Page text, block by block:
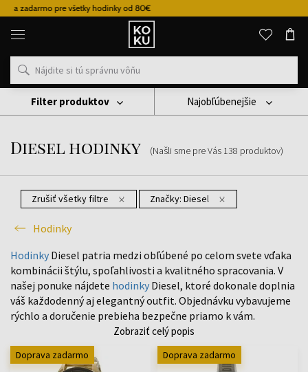
Vernostný systém
Originálne
parfémy
hodinky
na
mieste
Hodinky
Diesel Hodinky
Diesel hodinky (Našli sme pre Vás 138 produktov)
Najobľúbenejšie
Zrušiť všetky filtre Značky: Diesel
Hodinky
Filter produktov
Hodinky Diesel patria medzi obľúbené po celom svete vďaka
kombinácii štýlu, spoľahlivosti a kvalitného spracovania. V
našej ponuke nájdete hodinky Diesel, ktoré dokonale doplnia
váš každodenný aj elegantný outfit. Objednávku vybavujeme
rýchlo a doručenie prebieha bezpečne priamo k vám.
Zobraziť celý popis
Doprava zadarmo Doprava zadarmo